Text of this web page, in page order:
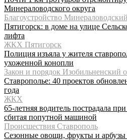
Минераловодского округа
Благоустройство
Пятигорск: в доме на улице
лифта
ЖКХ Пятигорск
Полиция изъяла у жителя
ухоженной конопли
Закон и порядок Изобильненский
Ставрополье: 40 проектов
года
ЖКХ
65-летняя водитель пострадала
сбитая попутной машиной
Происшествия Ставрополь
Сезонные овощи, фрукты и арбузы